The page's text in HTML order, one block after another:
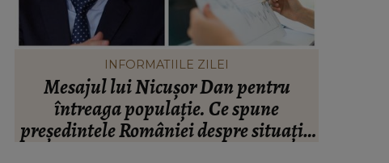
INFORMATIILE ZILEI
Mesajul lui Nicușor Dan pentru
întreaga populație. Ce spune
președintele României despre situația